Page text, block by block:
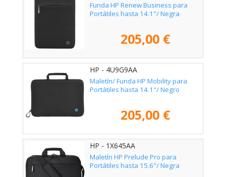
Funda HP Renew Business para
Portátiles hasta 14.1"/ Negra
205,00 €
HP - 4U9G9AA
Maletín/ Funda HP Mobility para
Portátiles hasta 14.1"/ Negro
205,00 €
HP - 1X645AA
Maletín HP Prelude Pro para
Portátiles hasta 15.6"/ Negra